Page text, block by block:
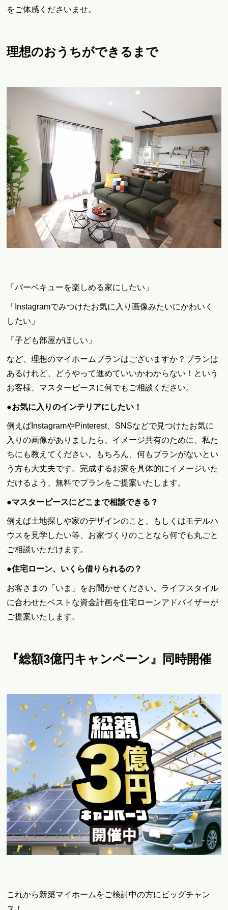
をご体感くださいませ。
理想のおうちができるまで
「バーベキューを楽しめる家にしたい」
「Instagramでみつけたお気に入り画像みたいにかわいく
したい」
「子ども部屋がほしい」
など、理想のマイホームプランはございますか？プランは
あるけれど、どうやって進めていいかわからない！という
お客様、マスターピースに何でもご相談ください。
●お気に入りのインテリアにしたい！
例えばInstagramやPinterest、SNSなどで見つけたお気に
入りの画像がありましたら、イメージ共有のために、私た
ちにも教えてください。もちろん、何もプランがないとい
う方も大丈夫です。完成するお家を具体的にイメージいた
だけるよう、無料でプランをご提案いたします。
●マスターピースにどこまで相談できる？
例えば土地探しや家のデザインのこと、もしくはモデルハ
ウスを見学したい等、お家づくりのことなら何でも丸ごと
ご相談いただけます。
●住宅ローン、いくら借りられるの？
お客さまの「いま」をお聞かせください。ライフスタイル
に合わせたベストな資金計画を住宅ローンアドバイザーが
ご提案いたします。
『総額3億円キャンペーン』同時開催
これから新築マイホームをご検討中の方にビッグチャン